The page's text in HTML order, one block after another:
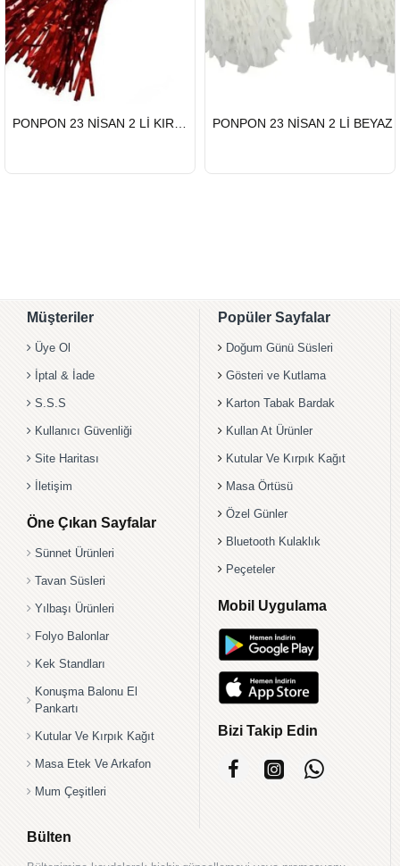
HIZLI
GÖNDERİ
PONPON 23 NİSAN 2 Lİ KIRMIZI
HIZLI
GÖNDERİ
PONPON 23 NİSAN 2 Lİ BEYAZ
Müşteriler
Üye Ol
İptal & İade
S.S.S
Kullanıcı Güvenliği
Site Haritası
İletişim
Öne Çıkan Sayfalar
Sünnet Ürünleri
Tavan Süsleri
Yılbaşı Ürünleri
Folyo Balonlar
Kek Standları
Konuşma Balonu El
Pankartı
Kutular Ve Kırpık Kağıt
Masa Etek Ve Arkafon
Mum Çeşitleri
Popüler Sayfalar
Doğum Günü Süsleri
Gösteri ve Kutlama
Karton Tabak Bardak
Kullan At Ürünler
Kutular Ve Kırpık Kağıt
Masa Örtüsü
Özel Günler
Bluetooth Kulaklık
Peçeteler
Mobil Uygulama
Bizi Takip Edin
Bülten